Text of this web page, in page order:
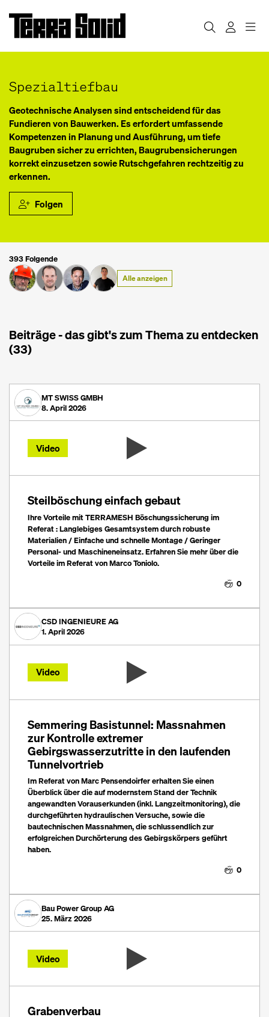
Spezialtiefbau
Geotechnische Analysen sind entscheidend für das
Fundieren von Bauwerken. Es erfordert umfassende
Kompetenzen in Planung und Ausführung, um tiefe
Baugruben sicher zu errichten, Baugrubensicherungen
korrekt einzusetzen sowie Rutschgefahren rechtzeitig zu
erkennen.
Folgen
393 Folgende
Alle anzeigen
Beiträge - das gibt's zum Thema zu entdecken
(33)
MT SWISS GMBH
8. April 2026
Video
Steilböschung einfach gebaut
Ihre Vorteile mit TERRAMESH Böschungssicherung im
Referat : Langlebiges Gesamtsystem durch robuste
Materialien / Einfache und schnelle Montage / Geringer
Personal- und Maschineneinsatz. Erfahren Sie mehr über die
Vorteile im Referat von Marco Toniolo.
0
CSD INGENIEURE AG
1. April 2026
Video
Semmering Basistunnel: Massnahmen
zur Kontrolle extremer
Gebirgswasserzutritte in den laufenden
Tunnelvortrieb
Im Referat von Marc Pensendoirfer erhalten Sie einen
Überblick über die auf modernstem Stand der Technik
angewandten Vorauserkunden (inkl. Langzeitmonitoring), die
durchgeführten hydraulischen Versuche, sowie die
bautechnischen Massnahmen, die schlussendlich zur
erfolgreichen Durchörterung des Gebirgskörpers geführt
haben.
0
Bau Power Group AG
25. März 2026
Video
Grabenverbau